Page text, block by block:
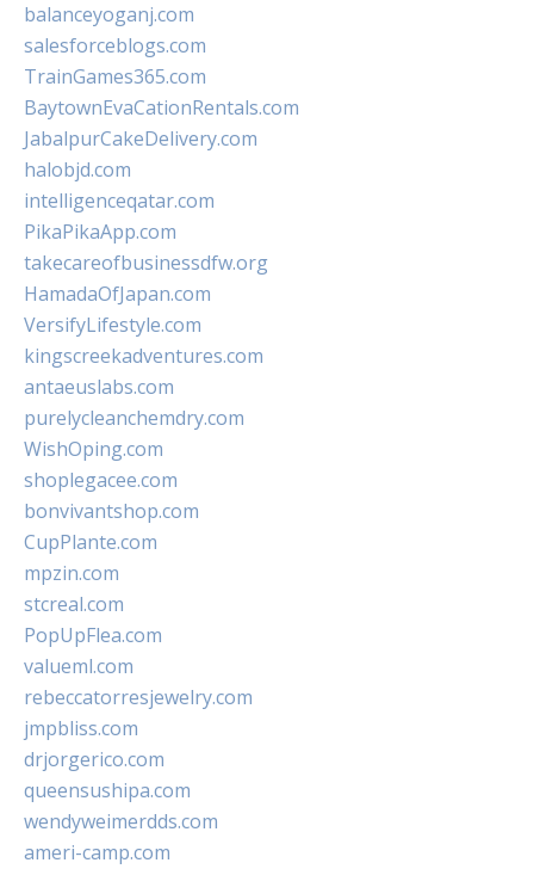
balanceyoganj.com
salesforceblogs.com
TrainGames365.com
BaytownEvaCationRentals.com
JabalpurCakeDelivery.com
halobjd.com
intelligenceqatar.com
PikaPikaApp.com
takecareofbusinessdfw.org
HamadaOfJapan.com
VersifyLifestyle.com
kingscreekadventures.com
antaeuslabs.com
purelycleanchemdry.com
WishOping.com
shoplegacee.com
bonvivantshop.com
CupPlante.com
mpzin.com
stcreal.com
PopUpFlea.com
valueml.com
rebeccatorresjewelry.com
jmpbliss.com
drjorgerico.com
queensushipa.com
wendyweimerdds.com
ameri-camp.com